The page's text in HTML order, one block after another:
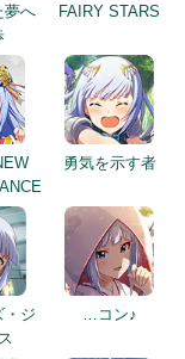
夢へ
FAIRY STARS
勇気を示す者
・ジ
…コン♪